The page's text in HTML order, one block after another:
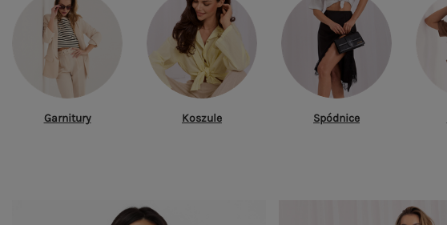
Garnitury Koszule Spódnice